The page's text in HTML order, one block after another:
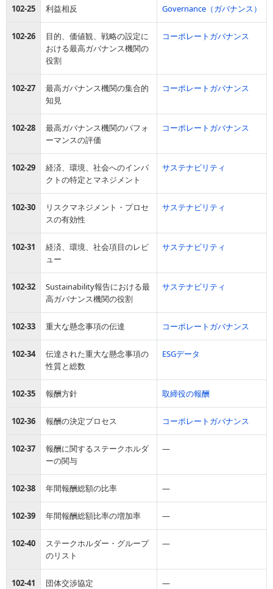
102-25 利益相反 Governance（ガバナンス）
102-26
目的、価値観、戦略の設定に
おける最高ガバナンス機関の
役割
コーポレートガバナンス
102-27
最高ガバナンス機関の集合的
知見
コーポレートガバナンス
102-28
最高ガバナンス機関のパフォ
ーマンスの評価
コーポレートガバナンス
102-29
経済、環境、社会へのインパ
クトの特定とマネジメント
サステナビリティ
102-30
リスクマネジメント・プロセ
スの有効性
サステナビリティ
102-31
経済、環境、社会項目のレビ
ュー
サステナビリティ
102-32
Sustainability報告における最
高ガバナンス機関の役割
サステナビリティ
102-33 重大な懸念事項の伝達 コーポレートガバナンス
102-34
伝達された重大な懸念事項の
性質と総数
ESGデータ
102-35 報酬方針 取締役の報酬
102-36 報酬の決定プロセス コーポレートガバナンス
102-37
報酬に関するステークホルダ
ーの関与
―
102-38 年間報酬総額の比率 ―
102-39 年間報酬総額比率の増加率 ―
102-40
ステークホルダー・グループ
のリスト
―
102-41 団体交渉協定 ―